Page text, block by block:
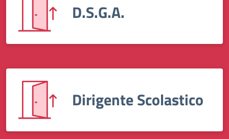
D.S.G.A.
Dirigente Scolastico